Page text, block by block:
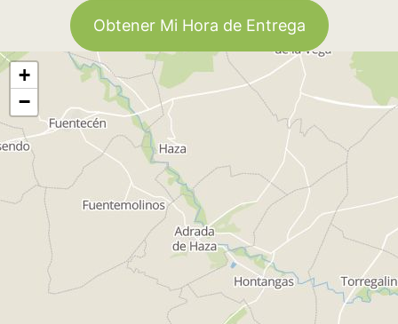
Obtener Mi Hora de Entrega
+
−